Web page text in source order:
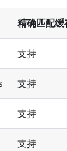
精确匹配缓
支持
支持
支持
支持